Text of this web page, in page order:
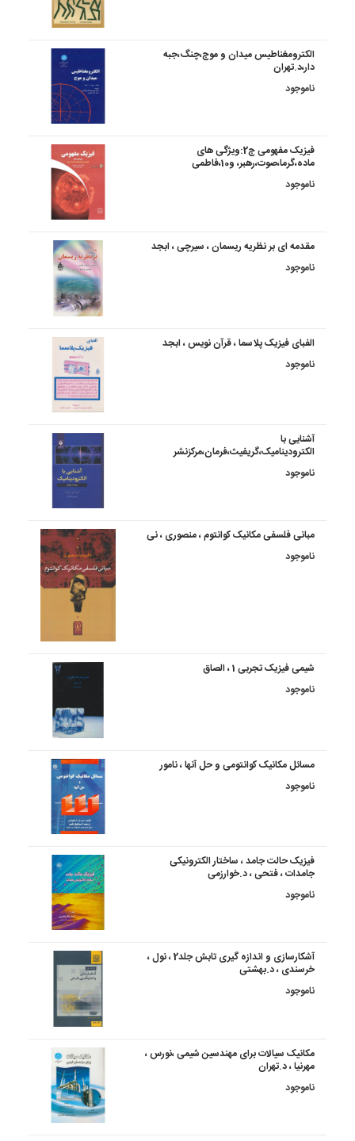
الکترومغناطیس میدان و موج،چنگ،جبه
دار،د.تهران
ناموجود
فیزیک مفهومی ج2:ویژگی های
ماده،گرما،صوت،رهبر، و10،فاطمی
ناموجود
مقدمه ای بر نظریه ریسمان ، سیرچی ، ابجد
ناموجود
الفبای فیزیک پلاسما ، قرآن نویس ، ابجد
ناموجود
آشنایی با
الکترودینامیک،گریفیث،فرمان،مرکزنشر
ناموجود
مبانی فلسفی مکانیک کوانتوم ، منصوری ، نی
ناموجود
شیمی فیزیک تجربی 1 ، الصاق
ناموجود
مسائل مکانیک کوانتومی و حل آنها ، نامور
ناموجود
فیزیک حالت جامد ، ساختار الکترونیکی
جامدات ، فتحی ، د.خوارزمی
ناموجود
آشکارسازی و اندازه گیری تابش جلد2 ، نول ،
خرسندی ، د.بهشتی
ناموجود
مکانیک سیالات برای مهندسین شیمی ،نورس ،
مهرنیا ، د.تهران
ناموجود